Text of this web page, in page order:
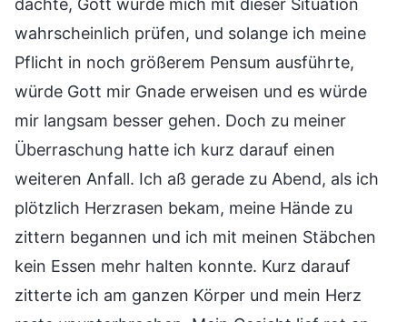
wahrscheinlich prüfen, und solange ich meine
Pflicht in noch größerem Pensum ausführte,
würde Gott mir Gnade erweisen und es würde
mir langsam besser gehen. Doch zu meiner
Überraschung hatte ich kurz darauf einen
weiteren Anfall. Ich aß gerade zu Abend, als ich
plötzlich Herzrasen bekam, meine Hände zu
zittern begannen und ich mit meinen Stäbchen
kein Essen mehr halten konnte. Kurz darauf
zitterte ich am ganzen Körper und mein Herz